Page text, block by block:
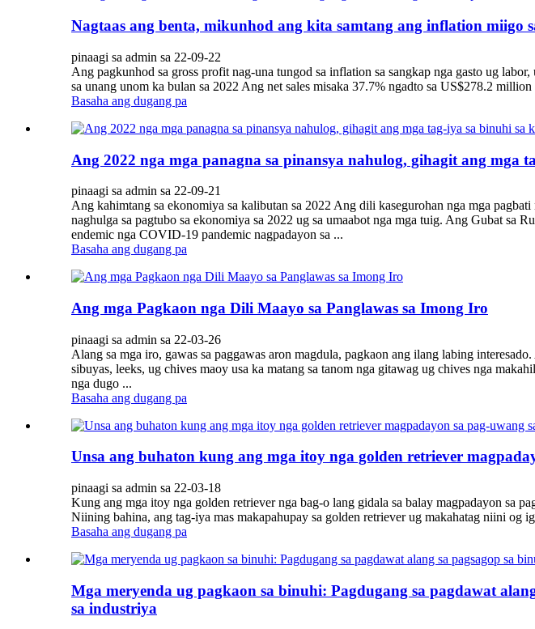
Nagtaas ang benta, mikunhod ang kita samtang ang inflation miigo
pinaagi sa admin sa 22-09-22
Ang pagkunhod sa gross profit nag-una tungod sa inflation sa sangkap nga gasto ug
sa unang unom ka bulan sa 2022 Ang net sales misaka 37.7% ngadto sa US$278.2
Basaha ang dugang pa
Ang 2022 nga mga panagna sa pinansya nahulog, gihagit ang mga
pinaagi sa admin sa 22-09-21
Ang kahimtang sa ekonomiya sa kalibutan sa 2022 Ang dili kasegurohan nga mga
naghulga sa pagtubo sa ekonomiya sa 2022 ug sa umaabot nga mga tuig. Ang Gubat sa
endemic nga COVID-19 pandemic nagpadayon sa ...
Basaha ang dugang pa
Ang mga Pagkaon nga Dili Maayo sa Panglawas sa Imong Iro
pinaagi sa admin sa 22-03-26
Alang sa mga iro, gawas sa paggawas aron magdula, pagkaon ang ilang labing
sibuyas, leeks, ug chives maoy usa ka matang sa tanom nga gitawag ug chives nga
nga dugo ...
Basaha ang dugang pa
Unsa ang buhaton kung ang mga itoy nga golden retriever
pinaagi sa admin sa 22-03-18
Kung ang mga itoy nga golden retriever nga bag-o lang gidala sa balay magpadayon sa
Niining bahina, ang tag-iya mas makapahupay sa golden retriever ug makahatag niini og
Basaha ang dugang pa
Mga meryenda ug pagkaon sa binuhi: Pagdugang sa pagdawat
sa industriya